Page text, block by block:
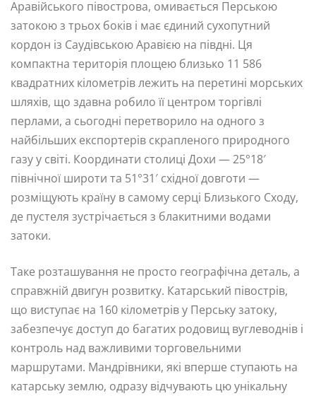
Аравійського півострова, омивається Перською
затокою з трьох боків і має єдиний сухопутний
кордон із Саудівською Аравією на півдні. Ця
компактна територія площею близько 11 586
квадратних кілометрів лежить на перетині морських
шляхів, що здавна робило її центром торгівлі
перлами, а сьогодні перетворило на одного з
найбільших експортерів скрапленого природного
газу у світі. Координати столиці Дохи — 25°18′
північної широти та 51°31′ східної довготи —
розміщують країну в самому серці Близького Сходу,
де пустеля зустрічається з блакитними водами
затоки.
Таке розташування не просто географічна деталь, а
справжній двигун розвитку. Катарський півострів,
що виступає на 160 кілометрів у Перську затоку,
забезпечує доступ до багатих родовищ вуглеводнів і
контроль над важливими торговельними
маршрутами. Мандрівники, які вперше ступають на
катарську землю, одразу відчувають цю унікальну